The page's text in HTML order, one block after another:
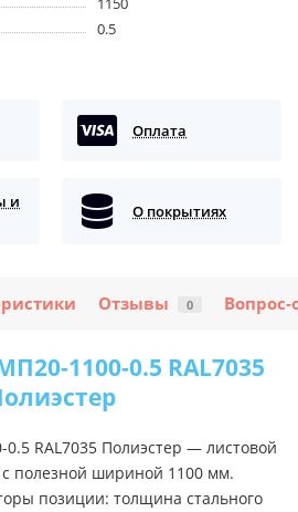
0.5
Оплата
и
О покрытиях
Отзывы 0 Вопрос-
1100-0.5 RAL7035
RAL7035 Полиэстер — листовой
полезной шириной 1100 мм.
позиции: толщина стального